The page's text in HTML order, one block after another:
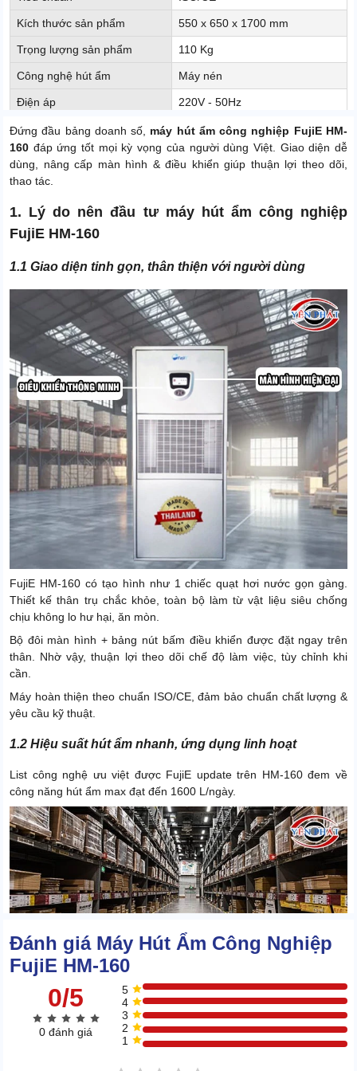
Kích thước sản phẩm 550 x 650 x 1700 mm
Trọng lượng sản phẩm 110 Kg
Công nghệ hút ẩm Máy nén
Điện áp 220V - 50Hz
Xuất xứ Trung Quốc
Nhiệt độ hoạt động 5 - 38 độ C
Đứng đầu bảng doanh số, máy hút ẩm công nghiệp FujiE HM-
160 đáp ứng tốt mọi kỳ vọng của người dùng Việt. Giao diện dễ
dùng, nâng cấp màn hình & điều khiển giúp thuận lợi theo dõi,
thao tác.
1. Lý do nên đầu tư máy hút ẩm công nghiệp
FujiE HM-160
1.1 Giao diện tinh gọn, thân thiện với người dùng
FujiE HM-160 có tạo hình như 1 chiếc quạt hơi nước gọn gàng.
Thiết kế thân trụ chắc khỏe, toàn bộ làm từ vật liệu siêu chống
chịu không lo hư hại, ăn mòn.
Bộ đôi màn hình + bảng nút bấm điều khiển được đặt ngay trên
thân. Nhờ vậy, thuận lợi theo dõi chế độ làm việc, tùy chỉnh khi
cần.
Máy hoàn thiện theo chuẩn ISO/CE, đảm bảo chuẩn chất lượng &
yêu cầu kỹ thuật.
1.2 Hiệu suất hút ẩm nhanh, ứng dụng linh hoạt
List công nghệ ưu việt được FujiE update trên HM-160 đem về
công năng hút ẩm max đạt đến 1600 L/ngày.
Đánh giá Máy Hút Ẩm Công Nghiệp
FujiE HM-160
0/5
0 đánh giá
5
4
3
2
1